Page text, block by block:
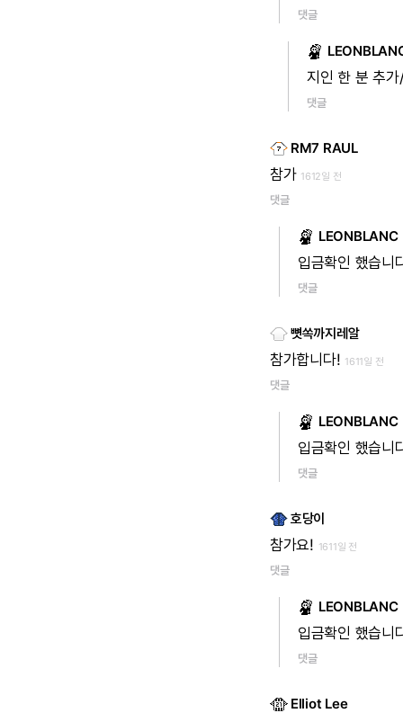
댓글
지인 한 분 추가
댓글
RM7 RAUL
참가 1612일 전
댓글
LEONBLANC
입금확인 했습니
댓글
뼛쏙까지레알
참가합니다! 1611일 전
댓글
LEONBLANC
입금확인 했습니
댓글
호당이
참가요! 1611일 전
댓글
LEONBLANC
입금확인 했습니
댓글
Elliot Lee